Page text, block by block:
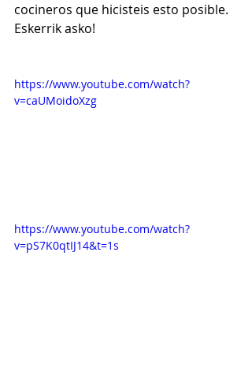
cocineros que hicisteis esto posible.
Eskerrik asko!
https://www.youtube.com/watch?
v=caUMoidoXzg
https://www.youtube.com/watch?
v=pS7K0qtIJ14&t=1s